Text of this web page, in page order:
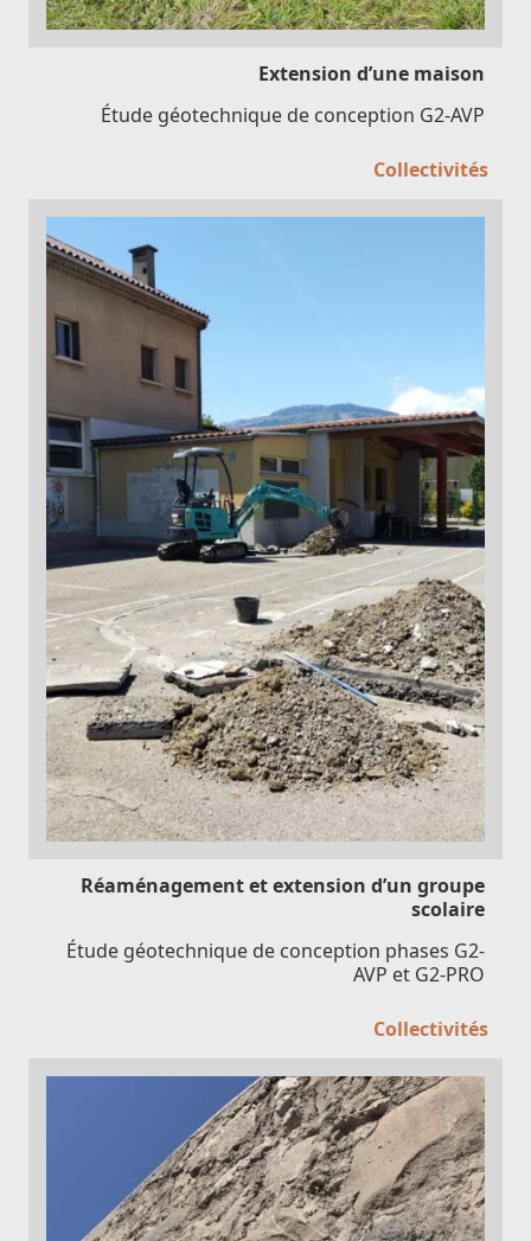
Extension d’une maison
Étude géotechnique de conception G2-AVP
Collectivités
Réaménagement et extension d’un groupe
scolaire
Étude géotechnique de conception phases G2-
AVP et G2-PRO
Collectivités